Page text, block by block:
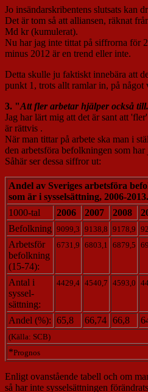
Jo insändarskribentens slutsats kan
Det är tom så att alliansen, räknat
Md kr (kumulerat).
Nu har jag inte tittat på siffrorna för
minus 2012 är en trend eller inte.
Detta skulle ju faktiskt innebära att
punkt 1, trots allt ramlar in, på något
3. "Att fler arbetar hjälper också till.
Jag har lärt mig att det är sant att
är rättvis .
När man tittar på arbete ska man i
den arbetsföra befolkningen som har
Såhär ser dessa siffror ut:
Andel av Sveriges arbetsföra
som är i sysselsättning, 2006-2013.
1000-tal
2006 2007 2008
Befolkning 9099,3 9138,8 9178,9
Arbetsför
befolkning
(15-74):
6731,9 6803,1 6879,5
Antal i
syssel-
sättning:
4429,4 4540,7 4593,0
Andel (%): 65,8 66,74 66,8
(Källa: SCB)
*Prognos
Enligt ovanstående tabell och om
så har inte sysselsättningen